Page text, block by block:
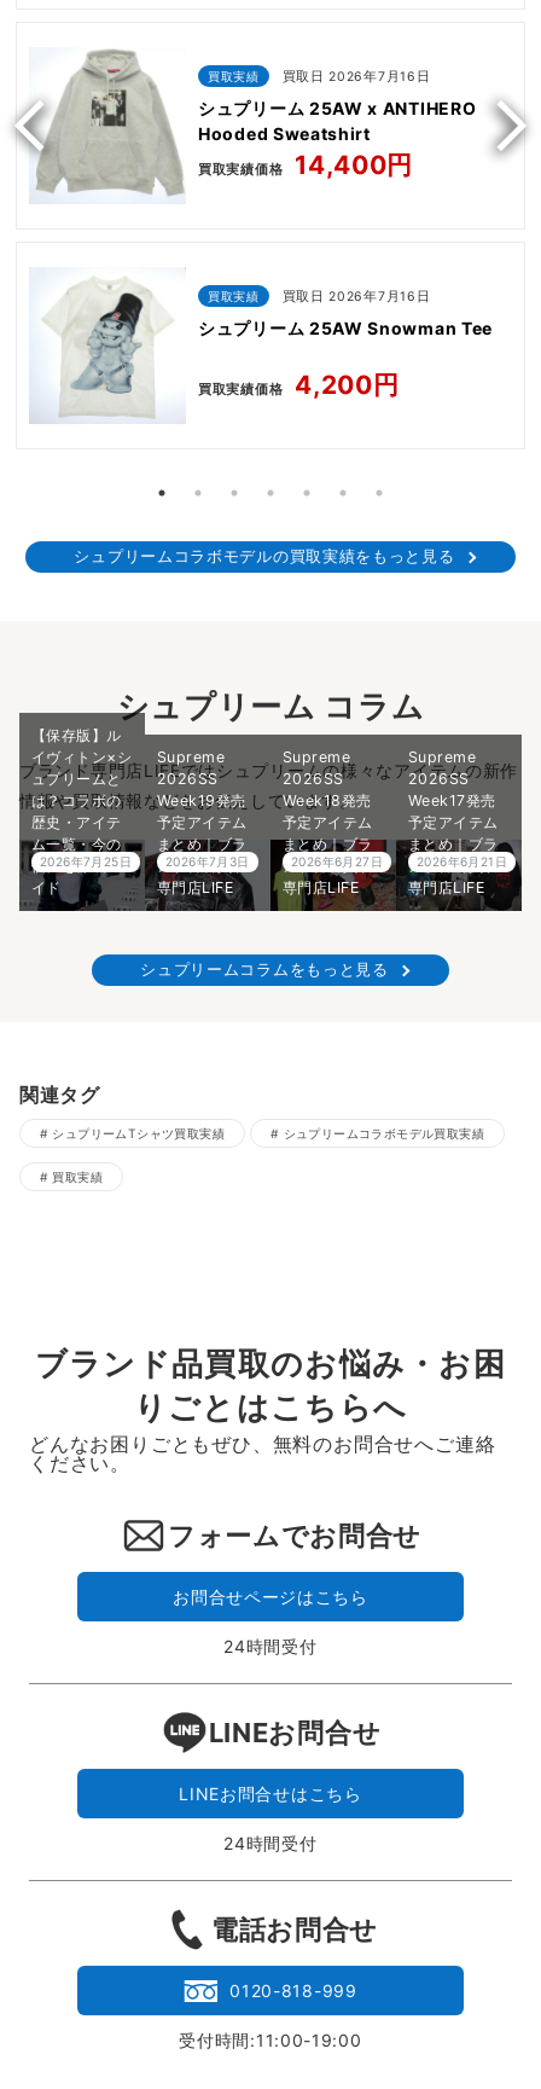
買取実績 買取日 2026年7月16日
シュプリーム 25AW x ANTIHERO
Hooded Sweatshirt
買取実績価格 14,400円
買取実績 買取日 2026年7月16日
シュプリーム 25AW Snowman Tee
買取実績価格 4,200円
シュプリームコラボモデルの買取実績をもっと見る
シュプリーム コラム
ブランド専門店LIFEではシュプリームの様々なアイテムの新作
情報や買取情報などをお伝えしています。
【保存版】ル
イヴィトン×シ
ュプリームと
は？コラボの
歴史・アイテ
ム一覧・今の
価値を徹底ガ
イド
2026年7月25日
Supreme
2026SS
Week19発売
予定アイテム
まとめ｜ブラ
ンド古着買取
専門店LIFE
2026年7月3日
Supreme
2026SS
Week18発売
予定アイテム
まとめ｜ブラ
ンド古着買取
専門店LIFE
2026年6月27日
Supreme
2026SS
Week17発売
予定アイテム
まとめ｜ブラ
ンド古着買取
専門店LIFE
2026年6月21日
シュプリームコラムをもっと見る
関連タグ
シュプリームTシャツ買取実績 シュプリームコラボモデル買取実績
買取実績
ブランド品買取のお悩み・お困
りごとはこちらへ
どんなお困りごともぜひ、無料のお問合せへご連絡
ください。
フォームでお問合せ
お問合せページはこちら
24時間受付
LINEお問合せ
LINEお問合せはこちら
24時間受付
電話お問合せ
0120-818-999
受付時間:11:00-19:00